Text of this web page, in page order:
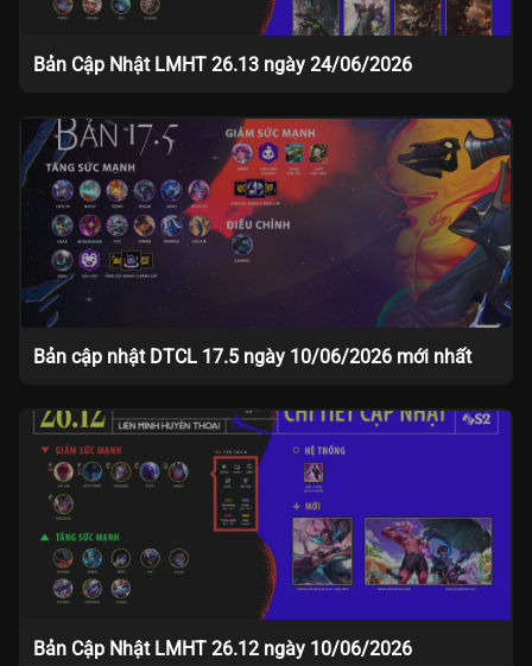
Bản Cập Nhật LMHT 26.13 ngày 24/06/2026
Bản cập nhật DTCL 17.5 ngày 10/06/2026 mới nhất
Bản Cập Nhật LMHT 26.12 ngày 10/06/2026